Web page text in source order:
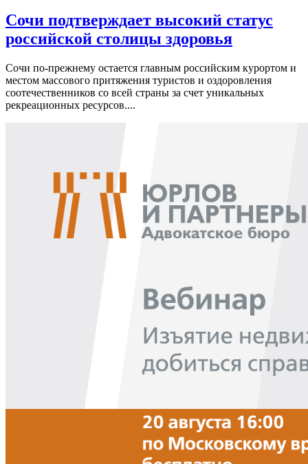
Сочи подтверждает высокий статус
российской столицы здоровья
Сочи по-прежнему остается главным российским курортом и
местом массового притяжения туристов и оздоровления
соотечественников со всей страны за счет уникальных
рекреационных ресурсов....